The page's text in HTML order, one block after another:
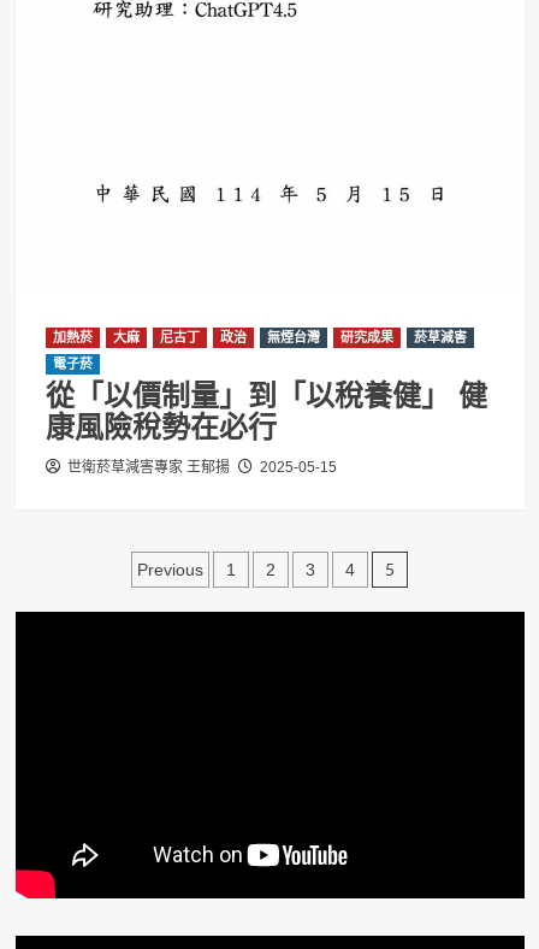
加熱菸 大麻 尼古丁 政治 無煙台灣 研究成果
菸草減害
電子菸
從「以價制量」到「以稅養健」 健
康風險稅勢在必行
世衛菸草減害專家 王郁揚 2025-05-15
文
章
Previous 1 2 3 4 5